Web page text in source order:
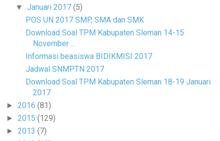
▼Januari 2017(5)
POS UN 2017 SMP, SMA dan SMK
Download Soal TPM Kabupaten Sleman 14-15
November ...
Informasi beasiswa BIDIKMISI 2017
Jadwal SNMPTN 2017
Download Soal TPM Kabupaten Sleman 18-19 Januari
2017
► 2016 (81)
► 2015 (129)
► 2013 (7)